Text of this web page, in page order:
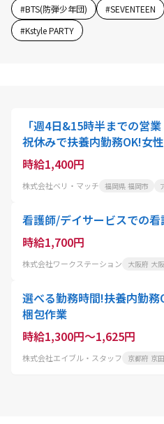
#BTS(防弾少年団) #SEVENTEEN
#Kstyle PARTY
「週4日&15時半までの営
祝休みで扶養内勤務OK!女
時給1,400円
株式会社ベリ・マッチ 福岡県 福岡市
看護師/デイサービスでの
時給1,700円
株式会社ワークステーション 大阪府 大
選べる勤務時間!扶養内勤
梱包作業
時給1,300円～1,625円
株式会社エイブル・スタッフ 京都府 京